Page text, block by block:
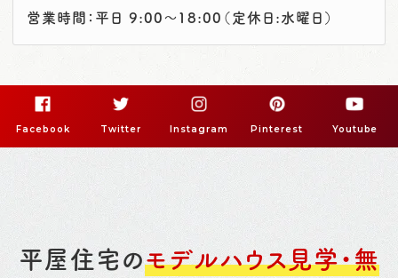
営業時間：平日 9:00～18:00（定休日:水曜日）
Facebook Twitter Instagram Pinterest Youtube
平屋住宅のモデルハウス見学・無